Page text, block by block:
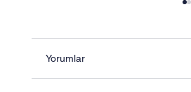
Yorumlar